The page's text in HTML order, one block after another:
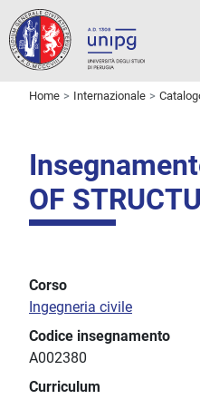
Home Internazionale
OF
Corso
Ingegneria civile
Codice insegnamento
A002380
Curriculum